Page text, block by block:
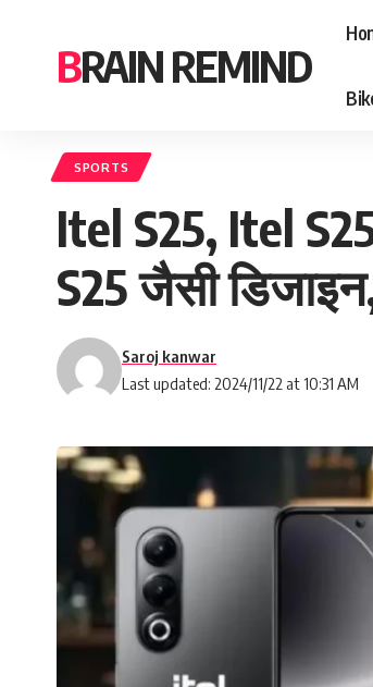
BRAIN REMIND
SPORTS
Itel S25, Itel
S25 जैसी
Last updated: 2024/11/22 at 10:31 AM
Saroj kanwar